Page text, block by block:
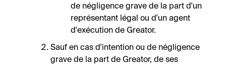
de négligence grave de la part d'un
représentant légal ou d'un agent
d'exécution de Greator.
Sauf en cas d'intention ou de négligence
grave de la part de Greator, de ses